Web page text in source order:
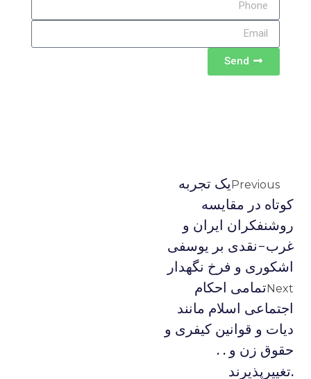
Send
Previousیک تجربه
کوتاه در مقایسه
روشنفکران ایران و
غرب-نقدی بر یوسفی
اشکوری و فرخ نگهدار
Nextتمامی احکام
اجتماعی اسلام مانند
دیات و قوانین کیفری و
حقوق زن و . .
.تغییرپذیرند